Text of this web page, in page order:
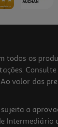
todos os
valor das
a